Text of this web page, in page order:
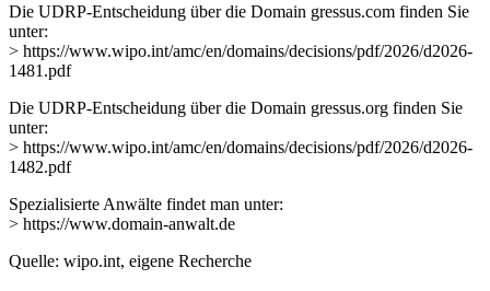
Die UDRP-Entscheidung über die Domain gressus.com finden Sie
unter:
> https://www.wipo.int/amc/en/domains/decisions/pdf/2026/d2026-
1481.pdf
Die UDRP-Entscheidung über die Domain gressus.org finden Sie
unter:
> https://www.wipo.int/amc/en/domains/decisions/pdf/2026/d2026-
1482.pdf
Spezialisierte Anwälte findet man unter:
> https://www.domain-anwalt.de
Quelle: wipo.int, eigene Recherche